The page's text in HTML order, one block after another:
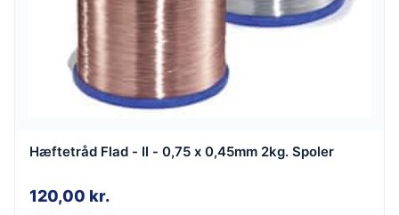
Hæftetråd Flad - II - 0,75 x 0,45mm 2kg. Spoler
120,00 kr.